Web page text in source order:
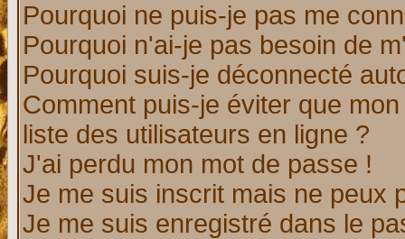
Pourquoi ne puis-je pas me
Pourquoi n'ai-je pas besoin de
Pourquoi suis-je déconnecté
Comment puis-je éviter que
liste des utilisateurs en ligne ?
J'ai perdu mon mot de passe !
Je me suis inscrit mais ne peux
Je me suis enregistré dans le